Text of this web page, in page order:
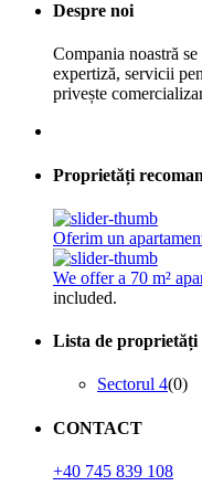
Despre noi
Compania noastră
expertiză, servicii
privește
Proprietăți
Oferim un
We offer a 70 m²
included.
Lista de proprietăți
Sectorul 4(0)
CONTACT
+40 745 839 108